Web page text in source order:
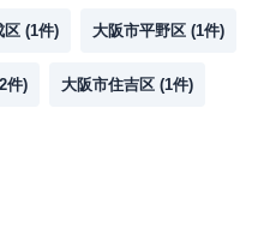
区 (1件) 大阪市平野区 (1件)
2件) 大阪市住吉区 (1件)